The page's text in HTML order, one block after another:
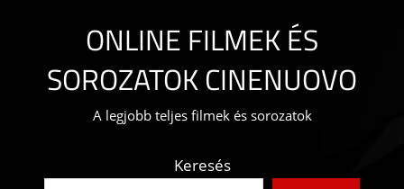
content
ONLINE FILMEK ÉS
SOROZATOK CINENUOVO
A legjobb teljes filmek és sorozatok
Keresés